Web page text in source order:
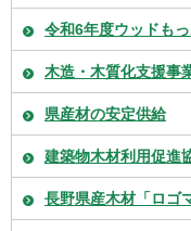
令和6年度ウッドも
木造・木質化支援事
県産材の安定供給
建築物木材利用促進
長野県産木材「ロゴ